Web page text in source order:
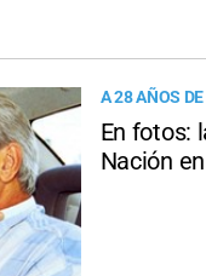
A 28 AÑOS
En fotos:
Nación